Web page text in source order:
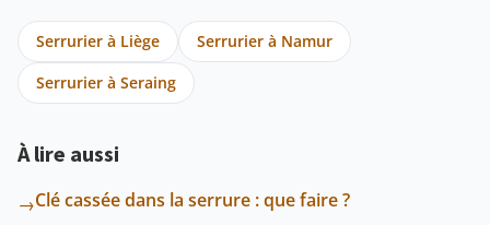
Serrurier à Liège
Serrurier à Namur
Serrurier à Seraing
À lire aussi
→Clé cassée dans la serrure : que faire ?